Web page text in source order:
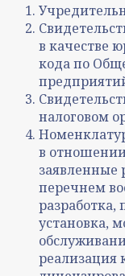
в качестве
кода по
налоговом
в
заявленные
перечнем
разработка,
установка,
реализация